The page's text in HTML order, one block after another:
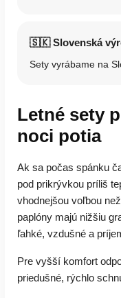
🇸🇰 Slovenská
Sety vyrábame na
Letné sety
noci potia
Ak sa počas spánku
pod prikrývkou príliš
vhodnejšou voľbou
paplóny majú nižšiu
ľahké, vzdušné a
Pre vyšší komfort
priedušné, rýchlo